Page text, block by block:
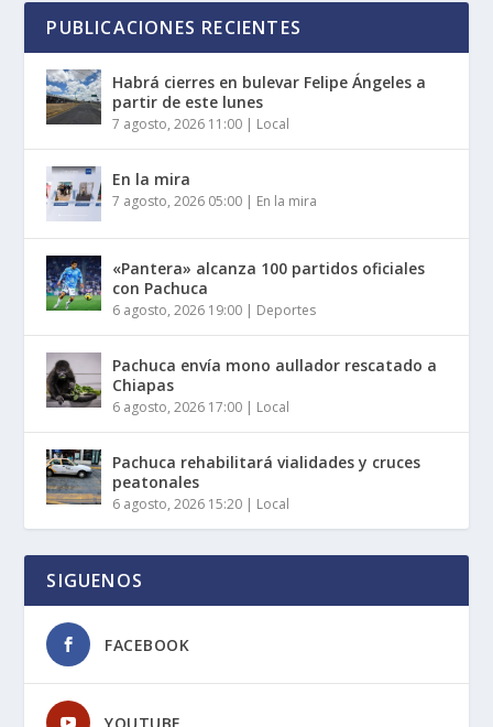
PUBLICACIONES RECIENTES
Habrá cierres en bulevar Felipe Ángeles a
partir de este lunes
7 agosto, 2026 11:00 | Local
En la mira
7 agosto, 2026 05:00 | En la mira
«Pantera» alcanza 100 partidos oficiales
con Pachuca
6 agosto, 2026 19:00 | Deportes
Pachuca envía mono aullador rescatado a
Chiapas
6 agosto, 2026 17:00 | Local
Pachuca rehabilitará vialidades y cruces
peatonales
6 agosto, 2026 15:20 | Local
SIGUENOS
FACEBOOK